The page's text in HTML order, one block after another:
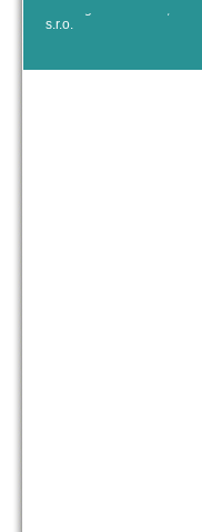
© All rights reserved,
s.r.o.